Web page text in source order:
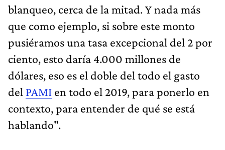
blanqueo, cerca de la mitad. Y nada más
que como ejemplo, si sobre este monto
pusiéramos una tasa excepcional del 2 por
ciento, esto daría 4.000 millones de
dólares, eso es el doble del todo el gasto
del PAMI en todo el 2019, para ponerlo en
contexto, para entender de qué se está
hablando".